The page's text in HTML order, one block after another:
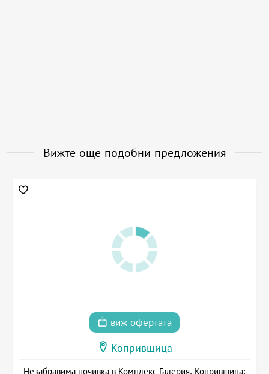
Вижте още подобни предложения
виж офертата
Копривщица
Незабравима почивка в Комплекс Галерия, Копривщица: